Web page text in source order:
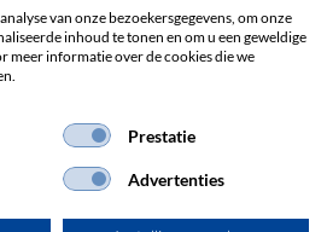
Nederland GmbH
193
HG Hellevoetsluis
+31 181 390 030
sales@secomp.nl
van onze bezoekersgegevens, om onze
inhoud te tonen en om u een geweldige
meer informatie over de cookies die we
Prestatie
Advertenties